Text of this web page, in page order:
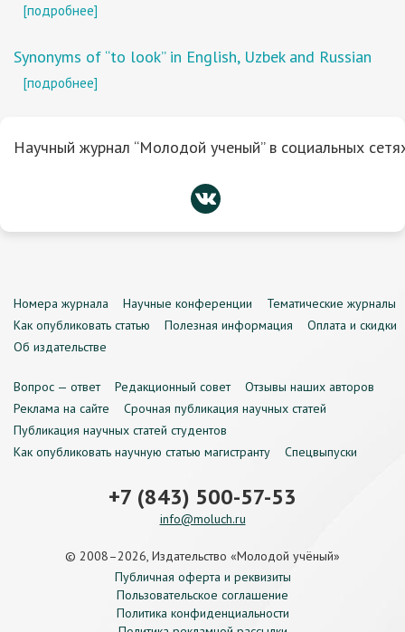
[подробнее]
Synonyms of “to look” in English, Uzbek and Russian
[подробнее]
Научный журнал “Молодой ученый” в социальных
Номера журнала Научные конференции
Тематические журналы
Как опубликовать статью
Полезная информация
Оплата и скидки
Об издательстве
Вопрос — ответ Редакционный совет
Отзывы наших авторов
Реклама на сайте
Срочная публикация научных статей
Публикация научных статей студентов
Как опубликовать научную статью магистранту
Спецвыпуски
+7 (843) 500-57-53
info@moluch.ru
© 2008–2026, Издательство «Молодой учёный»
Публичная оферта и реквизиты
Пользовательское соглашение
Политика конфиденциальности